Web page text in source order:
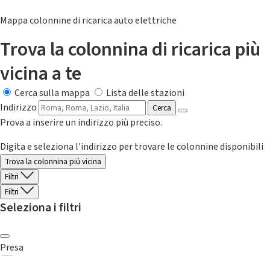
Mappa colonnine di ricarica auto elettriche
Trova la colonnina di ricarica più
vicina a te
Cerca sulla mappa
Lista delle stazioni
Indirizzo
Cerca
Prova a inserire un indirizzo più preciso.
Digita e seleziona l'indirizzo per trovare le colonnine disponibili
Trova la colonnina piú vicina
Filtri
Filtri
Seleziona i filtri
Presa